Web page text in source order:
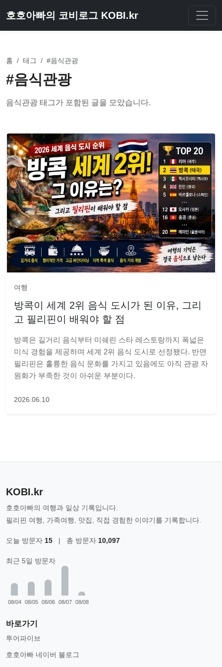
호호아빠의 코비로그 KOBI.kr
홈 / 태그 / #음식관광
#음식관광
음식관광 태그가 포함된 글을 모았습니다.
여행
방콕이 세계 2위 음식 도시가 된 이유, 그리
고 필리핀이 배워야 할 점
방콕은 길거리 음식부터 미쉐린 스타 레스토랑까지 폭넓은
미식 경험을 제공하며 세계 2위 음식 도시로 선정됐다. 반면
필리핀은 훌륭한 음식 문화를 가지고 있음에도 아직 관광 자
원화가 부족한 것이 아쉬운 부분이다.
2026.06.10
KOBI.kr
호호아빠의 여행과 일상 기록입니다.
필리핀 여행, 가족여행, 맛집, 직접 경험한 이야기를 기록합니다.
오늘 방문자 15 | 총 방문자 10,097
최근 5일 방문자
08/04 08/05 08/06 08/07 08/08
바로가기
투어파이브
호호아빠 네이버 블로그